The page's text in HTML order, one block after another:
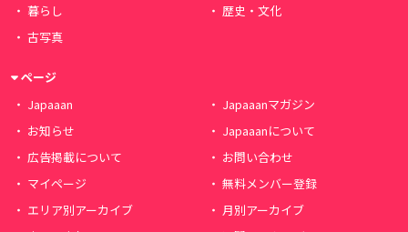
暮らし
歴史・文化
古写真
ページ
Japaaan
Japaaanマガジン
お知らせ
Japaaanについて
広告掲載について
お問い合わせ
マイページ
無料メンバー登録
エリア別アーカイブ
月別アーカイブ